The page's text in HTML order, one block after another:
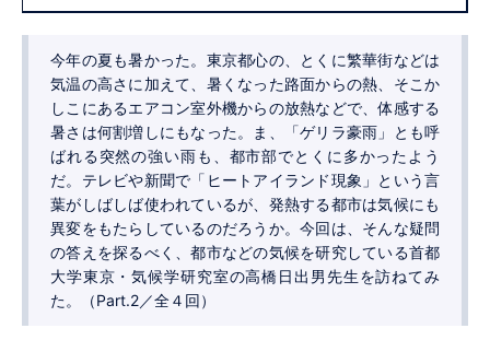
今年の夏も暑かった。東京都心の、とくに繁華街などは
気温の高さに加えて、暑くなった路面からの熱、そこか
しこにあるエアコン室外機からの放熱などで、体感する
暑さは何割増しにもなった。ま、「ゲリラ豪雨」とも呼
ばれる突然の強い雨も、都市部でとくに多かったよう
だ。テレビや新聞で「ヒートアイランド現象」という言
葉がしばしば使われているが、発熱する都市は気候にも
異変をもたらしているのだろうか。今回は、そんな疑問
の答えを探るべく、都市などの気候を研究している首都
大学東京・気候学研究室の高橋日出男先生を訪ねてみ
た。（Part.2／全４回）